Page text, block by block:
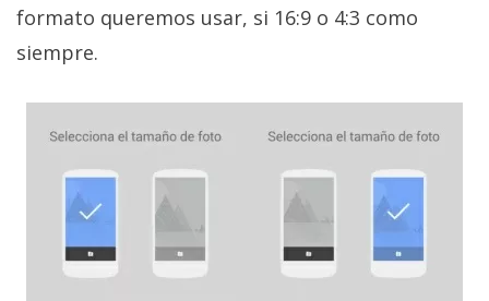
/
Publicidad
Cambiar
opciones
privacidad
Aviso
Legal
formato queremos usar, si 16:9 o 4:3 como
siempre.